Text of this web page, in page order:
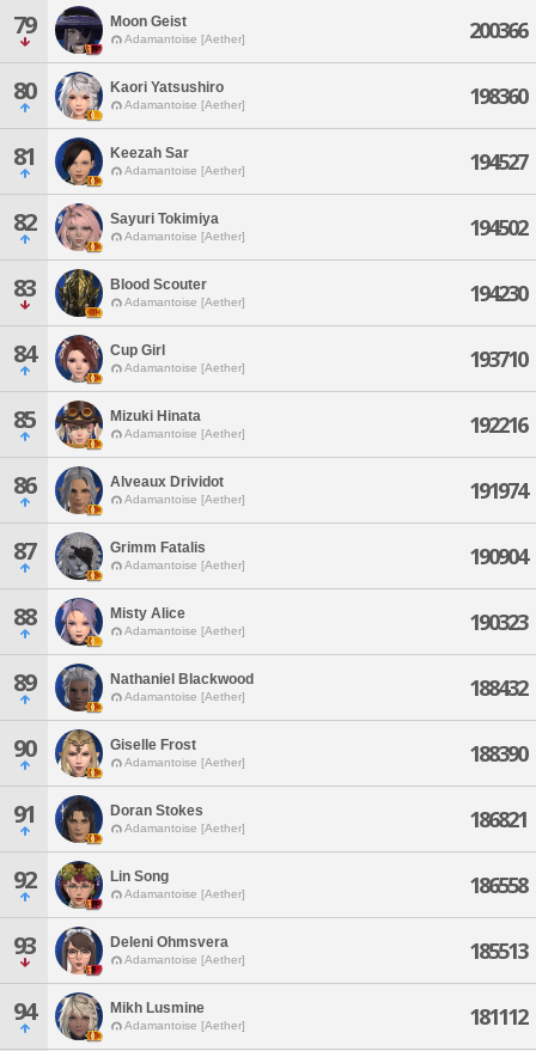
79 Moon Geist
Adamantoise [Aether] 200366
80 Kaori Yatsushiro
Adamantoise [Aether] 198360
81 Keezah Sar
Adamantoise [Aether] 194527
82 Sayuri Tokimiya
Adamantoise [Aether] 194502
83 Blood Scouter
Adamantoise [Aether] 194230
84 Cup Girl
Adamantoise [Aether] 193710
85 Mizuki Hinata
Adamantoise [Aether] 192216
86 Alveaux Drividot
Adamantoise [Aether] 191974
87 Grimm Fatalis
Adamantoise [Aether] 190904
88 Misty Alice
Adamantoise [Aether] 190323
89 Nathaniel Blackwood
Adamantoise [Aether] 188432
90 Giselle Frost
Adamantoise [Aether] 188390
91 Doran Stokes
Adamantoise [Aether] 186821
92 Lin Song
Adamantoise [Aether] 186558
93 Deleni Ohmsvera
Adamantoise [Aether] 185513
94 Mikh Lusmine
Adamantoise [Aether] 181112